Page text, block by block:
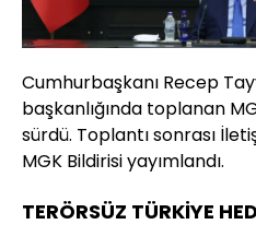
Cumhurbaşkanı Recep
başkanlığında toplanan
sürdü. Toplantı sonrası
MGK Bildirisi yayımlandı.
TERÖRSÜZ TÜRKİYE